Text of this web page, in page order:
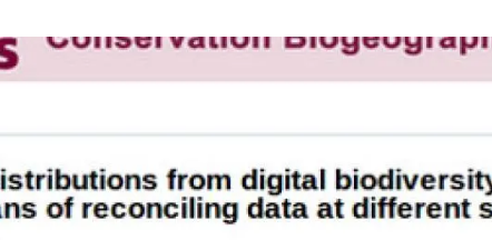
Programa de másteres y
Seminarios y actividades
Te ofrecemos formación